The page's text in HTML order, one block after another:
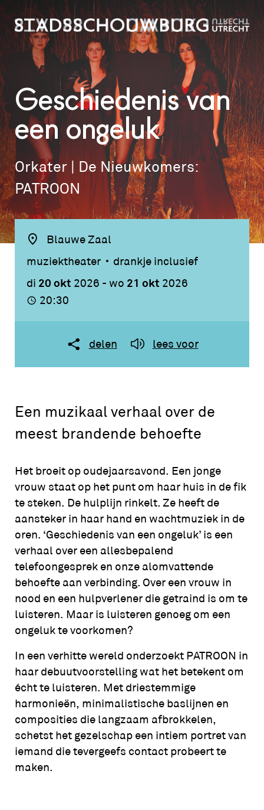
Geschiedenis van
een ongeluk
Orkater | De Nieuwkomers:
PATROON
Blauwe Zaal
muziektheater
drankje inclusief
di 20 okt 2026 -wo 21 okt 2026
20:30
delen lees voor
Een muzikaal verhaal over de
meest brandende behoefte
Het broeit op oudejaarsavond. Een jonge
vrouw staat op het punt om haar huis in de fik
te steken. De hulplijn rinkelt. Ze heeft de
aansteker in haar hand en wachtmuziek in de
oren. ‘Geschiedenis van een ongeluk’ is een
verhaal over een allesbepalend
telefoongesprek en onze alomvattende
behoefte aan verbinding. Over een vrouw in
nood en een hulpverlener die getraind is om te
luisteren. Maar is luisteren genoeg om een
ongeluk te voorkomen?
In een verhitte wereld onderzoekt PATROON in
haar debuutvoorstelling wat het betekent om
écht te luisteren. Met driestemmige
harmonieën, minimalistische baslijnen en
composities die langzaam afbrokkelen,
schetst het gezelschap een intiem portret van
iemand die tevergeefs contact probeert te
maken.